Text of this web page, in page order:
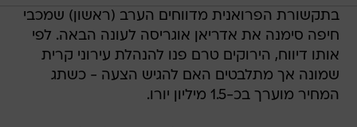
בתקשורת הפרואנית מדווחים הערב (ראשון) שמכבי
חיפה סימנה את אדריאן אוגריסה לעונה הבאה. לפי
אותו דיווח, הירוקים טרם פנו להנהלת עירוני קרית
שמונה אך מתלבטים האם להגיש הצעה - כשתג
המחיר מוערך בכ-1.5 מיליון יורו.